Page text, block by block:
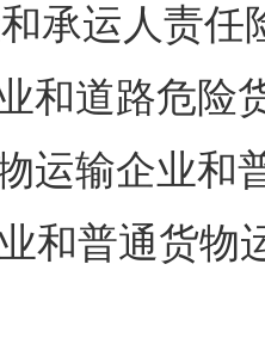
承运人责任
和道路危险
运输企业和
和普通货物